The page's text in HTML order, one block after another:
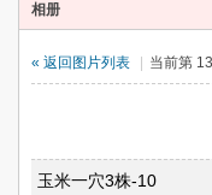
相册
« 返回图片列表 当前第
玉米一穴3株-10